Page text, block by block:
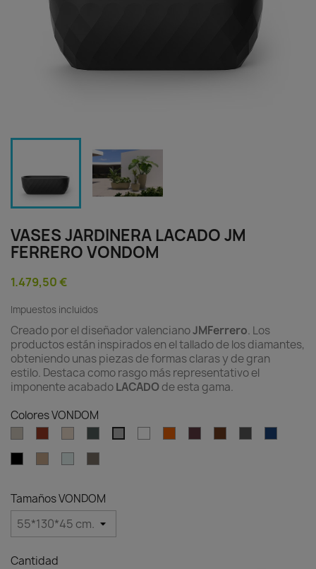
VASES JARDINERA LACADO JM
FERRERO VONDOM
1.479,50 €
Impuestos incluidos
Creado por el diseñador valencianoJMFerrero. Los
productos están inspirados en el tallado de los diamantes,
obteniendo unas piezas de formas claras y de gran
estilo. Destaca como rasgo más representativo el
imponente acabadoLACADO de esta gama.
Colores VONDOM
Tamaños VONDOM
Cantidad